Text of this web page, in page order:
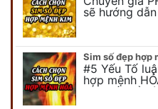
sẽ hướng
hợp mệnh
#5 Yếu Tố
hợp mệnh
bài viết để